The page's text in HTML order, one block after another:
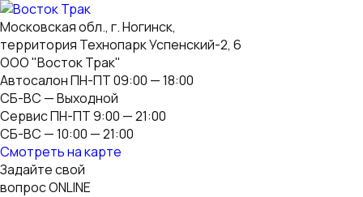
Московская обл., г. Ногинск,
территория Технопарк Успенский-2, 6
ООО "Восток Трак"
Автосалон ПН-ПТ 09:00 — 18:00
СБ-ВС — Выходной
Сервис ПН-ПТ 9:00 — 21:00
СБ-ВС — 10:00 — 21:00
Смотреть на карте
Задайте свой
вопрос ONLINE